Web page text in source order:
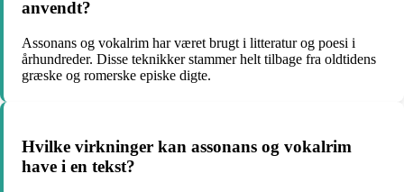
anvendt?
Assonans og vokalrim har været brugt i litteratur og poesi i
århundreder. Disse teknikker stammer helt tilbage fra oldtidens
græske og romerske episke digte.
Hvilke virkninger kan assonans og vokalrim
have i en tekst?